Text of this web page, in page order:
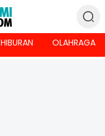
HIBURAN OLAHRAGA